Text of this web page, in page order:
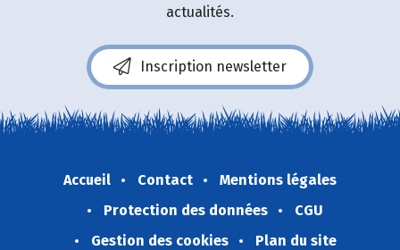
actualités.
Inscription newsletter
Accueil Contact
Mentions légales
Protection des données
CGU
Gestion des cookies
Plan du site